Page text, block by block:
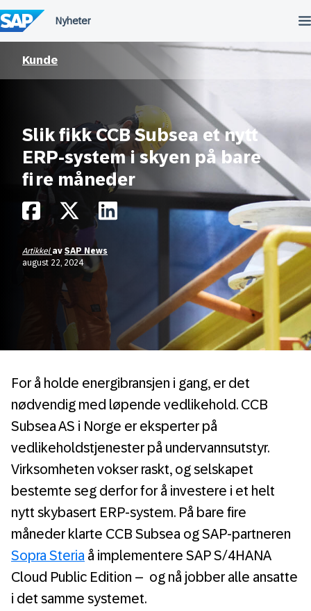
til
innhold
Kunde
Slik fikk CCB Subsea et nytt
ERP-system i skyen på bare
fire måneder
Artikkel av SAP News
august 22, 2024
For å holde energibransjen i gang, er det
nødvendig med løpende vedlikehold. CCB
Subsea AS i Norge er eksperter på
vedlikeholdstjenester på undervannsutstyr.
Virksomheten vokser raskt, og selskapet
bestemte seg derfor for å investere i et helt
nytt skybasert ERP-system. På bare fire
måneder klarte CCB Subsea og SAP-partneren
Sopra Steria å implementere SAP S/4HANA
Cloud Public Edition – og nå jobber alle ansatte
i det samme systemet.